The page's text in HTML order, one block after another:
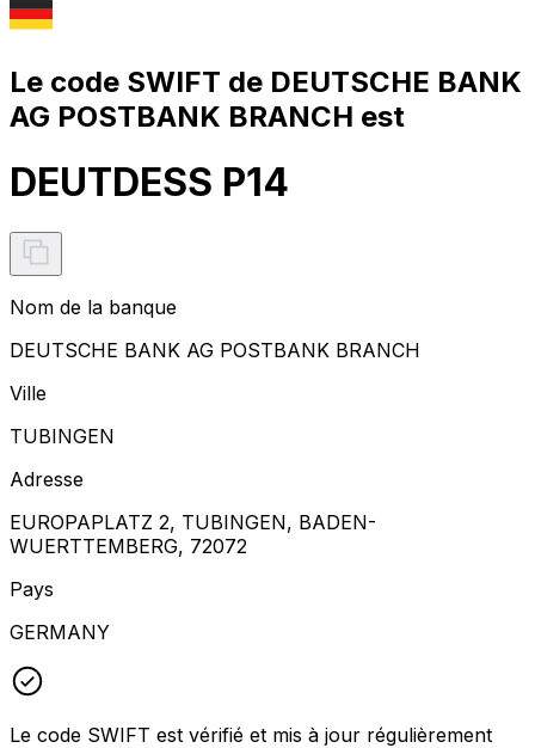
Le code SWIFT de DEUTSCHE BANK
AG POSTBANK BRANCH est
DEUTDESS P14
Nom de la banque
DEUTSCHE BANK AG POSTBANK BRANCH
Ville
TUBINGEN
Adresse
EUROPAPLATZ 2, TUBINGEN, BADEN-
WUERTTEMBERG, 72072
Pays
GERMANY
Le code SWIFT est vérifié et mis à jour régulièrement